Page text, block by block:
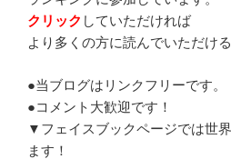
クリック していただければ
より多くの方に読んでいただけ
●当ブログはリンクフリーです。
●コメント大歓迎です！
▼フェイスブックページでは世
ます！